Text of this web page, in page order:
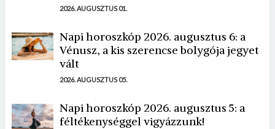
2026. AUGUSZTUS 01.
Napi horoszkóp 2026. augusztus 6: a
Vénusz, a kis szerencse bolygója jegyet
vált
2026. AUGUSZTUS 05.
Napi horoszkóp 2026. augusztus 5: a
féltékenységgel vigyázzunk!